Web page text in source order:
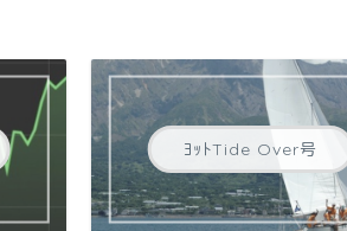
ﾖｯﾄTide Over号